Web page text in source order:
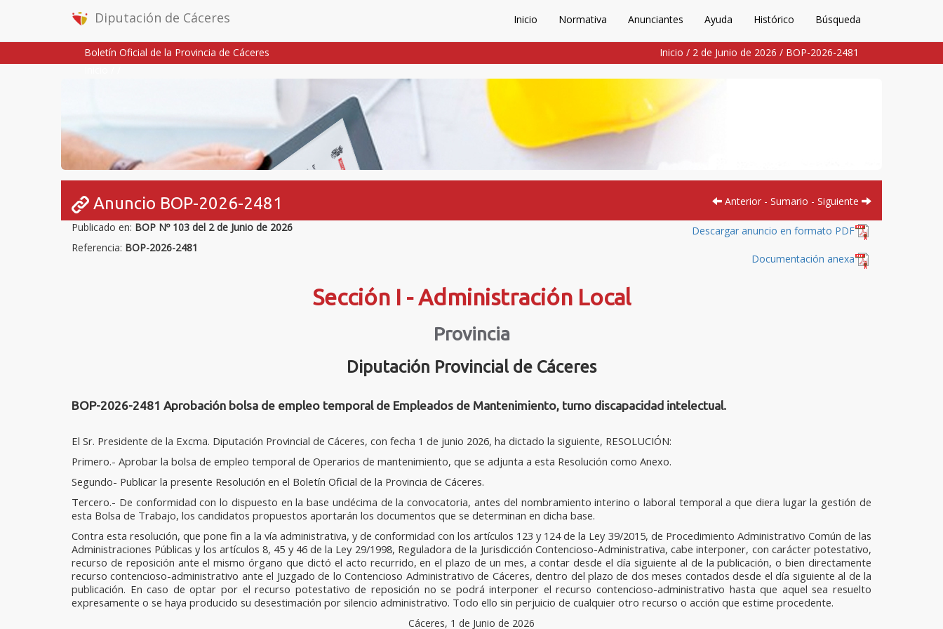
Diputación de Cáceres Inicio Normativa Anunciantes Ayuda Histórico Búsqueda
Boletín Oficial de la Provincia de Cáceres Inicio / 2 de Junio de 2026 / BOP-2026-2481
Anuncio BOP-2026-2481 Anterior - Sumario - Siguiente
Publicado en: BOP Nº 103 del 2 de Junio de 2026
Referencia: BOP-2026-2481
Descargar anuncio en formato PDF
Documentación anexa
Sección I - Administración Local
Provincia
Diputación Provincial de Cáceres
BOP-2026-2481 Aprobación bolsa de empleo temporal de Empleados de Mantenimiento, turno discapacidad intelectual.
El Sr. Presidente de la Excma. Diputación Provincial de Cáceres, con fecha 1 de junio 2026, ha dictado la siguiente, RESOLUCIÓN:
Primero.- Aprobar la bolsa de empleo temporal de Operarios de mantenimiento, que se adjunta a esta Resolución como Anexo.
Segundo- Publicar la presente Resolución en el Boletín Oficial de la Provincia de Cáceres.
Tercero.- De conformidad con lo dispuesto en la base undécima de la convocatoria, antes del nombramiento interino o laboral temporal a que diera lugar la gestión de
esta Bolsa de Trabajo, los candidatos propuestos aportarán los documentos que se determinan en dicha base.
Contra esta resolución, que pone fin a la vía administrativa, y de conformidad con los artículos 123 y 124 de la Ley 39/2015, de Procedimiento Administrativo Común de las
Administraciones Públicas y los artículos 8, 45 y 46 de la Ley 29/1998, Reguladora de la Jurisdicción Contencioso-Administrativa, cabe interponer, con carácter potestativo,
recurso de reposición ante el mismo órgano que dictó el acto recurrido, en el plazo de un mes, a contar desde el día siguiente al de la publicación, o bien directamente
recurso contencioso-administrativo ante el Juzgado de lo Contencioso Administrativo de Cáceres, dentro del plazo de dos meses contados desde el día siguiente al de la
publicación. En caso de optar por el recurso potestativo de reposición no se podrá interponer el recurso contencioso-administrativo hasta que aquel sea resuelto
expresamente o se haya producido su desestimación por silencio administrativo. Todo ello sin perjuicio de cualquier otro recurso o acción que estime procedente.
Cáceres, 1 de Junio de 2026